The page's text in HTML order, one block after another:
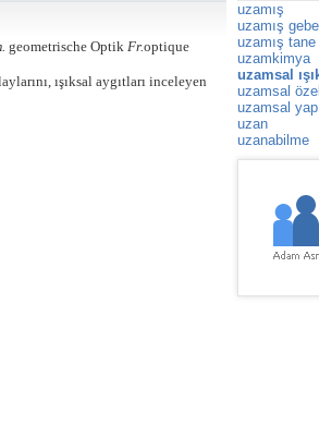
geometrische Optik Fr.optique
ışıksal aygıtları inceleyen
uzamış
uzamış
uzamış tane
uzamkimya
uzamsal
uzamsal
uzamsal
uzan
uzanabilme